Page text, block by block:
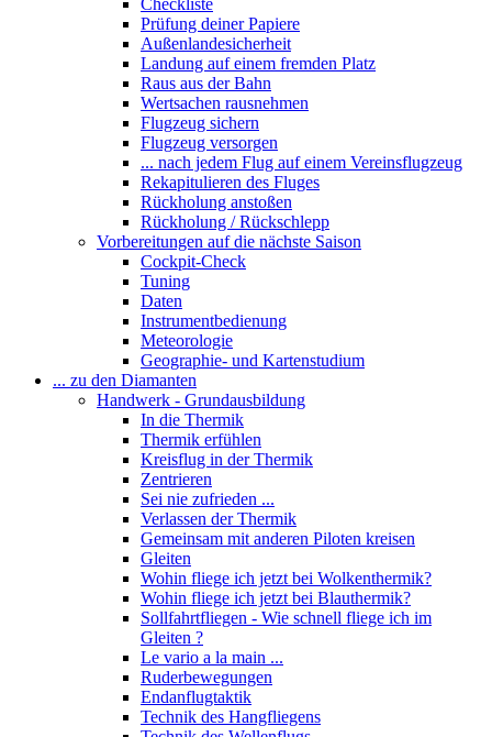
Checkliste
Prüfung deiner Papiere
Außenlandesicherheit
Landung auf einem fremden Platz
Raus aus der Bahn
Wertsachen rausnehmen
Flugzeug sichern
Flugzeug versorgen
... nach jedem Flug auf einem Vereinsflugzeug
Rekapitulieren des Fluges
Rückholung anstoßen
Rückholung / Rückschlepp
Vorbereitungen auf die nächste Saison
Cockpit-Check
Tuning
Daten
Instrumentbedienung
Meteorologie
Geographie- und Kartenstudium
... zu den Diamanten
Handwerk - Grundausbildung
In die Thermik
Thermik erfühlen
Kreisflug in der Thermik
Zentrieren
Sei nie zufrieden ...
Verlassen der Thermik
Gemeinsam mit anderen Piloten kreisen
Gleiten
Wohin fliege ich jetzt bei Wolkenthermik?
Wohin fliege ich jetzt bei Blauthermik?
Sollfahrtfliegen - Wie schnell fliege ich im
Gleiten ?
Le vario a la main ...
Ruderbewegungen
Endanflugtaktik
Technik des Hangfliegens